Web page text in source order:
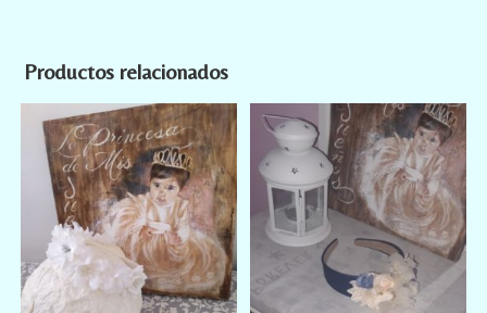
Productos relacionados